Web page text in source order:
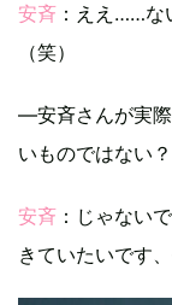
安斉 ：ええ……な
（笑）
―安斉さんが実
いものではない？
安斉 ：じゃない
きていたいです